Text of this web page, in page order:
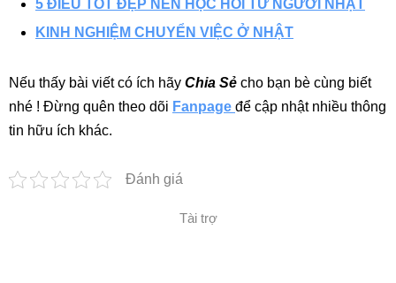
5 ĐIỀU TỐT ĐẸP NÊN HỌC HỎI TỪ NGƯỜI NHẬT
KINH NGHIỆM CHUYỂN VIỆC Ở NHẬT
Nếu thấy bài viết có ích hãy Chia Sẻ cho bạn bè cùng biết
nhé ! Đừng quên theo dõi Fanpage để cập nhật nhiều thông
tin hữu ích khác.
Đánh giá
Tài trợ